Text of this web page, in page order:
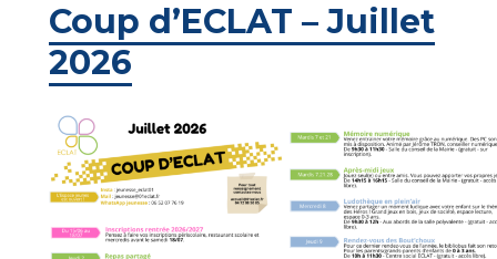
Coup d’ECLAT – Juillet
2026